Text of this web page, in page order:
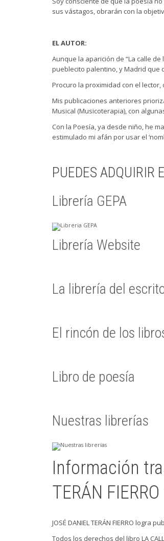
sus vástagos, obrarán con la
EL AUTOR:
Aunque la aparición de “La calle
pueblecito palentino, y Madrid que
Procuro la proximidad con el
Mis publicaciones anteriores
Musical (Musicoterapia), con
Con la Poesía, ya desde niño, he
estimulado mi afán por usar el
PUEDES ADQUIRIR
Librería GEPA
Librería Website
La librería del
El rincón de los
Libro de poesía
Nuestras librerías
Información
TERÁN
JOSÉ DANIEL TERÁN FIERRO logra
Todos los derechos del libro LA